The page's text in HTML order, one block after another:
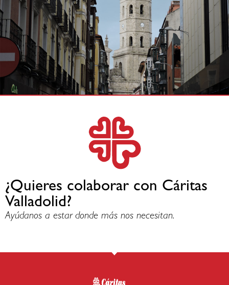
¿Quieres colaborar con Cáritas
Valladolid?
Ayúdanos a estar donde más nos necesitan.